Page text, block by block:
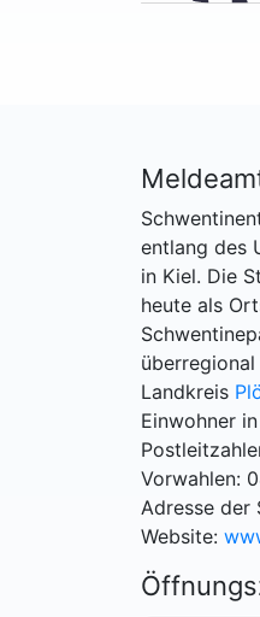
entlang des
in Kiel. Die
heute als
Landkreis
Einwohner
Vorwahlen:
Adresse der
Website: